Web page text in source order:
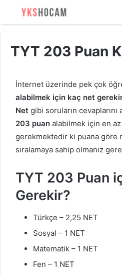
TYT 203 Puan
İnternet üzerinde pek çok
alabilmek için kaç net
Net gibi soruların cevaplarını
203 puan alabilmek için en az
gerekmektedir ki puana göre
sıralamaya sahip olmanız
TYT 203 Puan
Gerekir?
Türkçe – 2,25 NET
Sosyal – 1 NET
Matematik – 1 NET
Fen – 1 NET